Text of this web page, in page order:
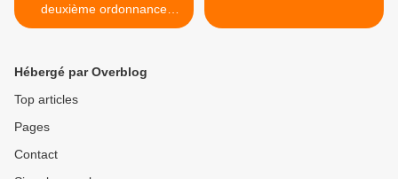
deuxième ordonnance
phare de Macron invalidée
Hébergé par Overblog
Top articles
Pages
Contact